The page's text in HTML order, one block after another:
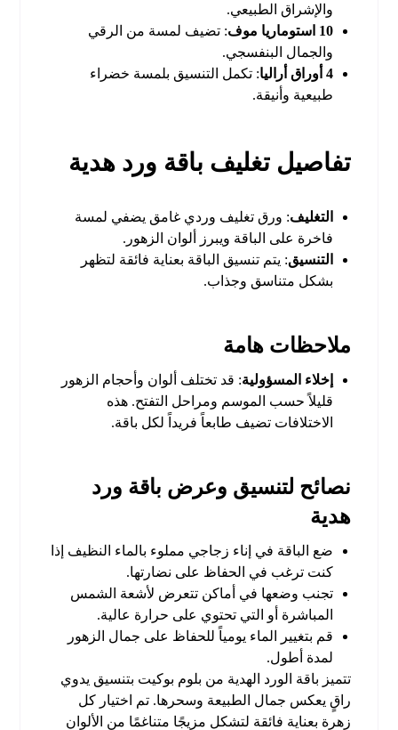
والإشراق الطبيعي.
10 استوماريا موف
: تضيف لمسة من الرقي
والجمال البنفسجي.
4 أوراق أراليا
: تكمل التنسيق بلمسة خضراء
طبيعية وأنيقة.
تفاصيل تغليف باقة ورد هدية
التغليف: ورق تغليف وردي غامق يضفي لمسة
فاخرة على الباقة ويبرز ألوان الزهور.
التنسيق: يتم تنسيق الباقة بعناية فائقة لتظهر
بشكل متناسق وجذاب.
ملاحظات هامة
إخلاء المسؤولية: قد تختلف ألوان وأحجام الزهور
قليلاً حسب الموسم ومراحل التفتح. هذه
الاختلافات تضيف طابعاً فريداً لكل باقة.
نصائح لتنسيق وعرض باقة ورد
هدية
ضع الباقة في إناء زجاجي مملوء بالماء النظيف إذا
كنت ترغب في الحفاظ على نضارتها.
تجنب وضعها في أماكن تتعرض لأشعة الشمس
المباشرة أو التي تحتوي على حرارة عالية.
قم بتغيير الماء يومياً للحفاظ على جمال الزهور
لمدة أطول.
تتميز باقة الورد الهدية من بلوم بوكيت بتنسيق يدوي
راقٍ يعكس جمال الطبيعة وسحرها. تم اختيار كل
زهرة بعناية فائقة لتشكل مزيجًا متناغمًا من الألوان